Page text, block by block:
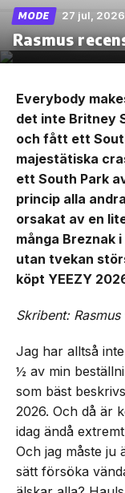
MODE 27 jul, 2026
Rasmus
Everybody
det inte Britney
och fått ett
majestätiska
ett South Park
princip alla
orsakat av en
många Breznak
utan tvekan
köpt YEEZY
Skribent:
Jag har alltså
½ av min
som bäst
2026. Och då är
idag ändå
Och jag måste ju
sätt försöka